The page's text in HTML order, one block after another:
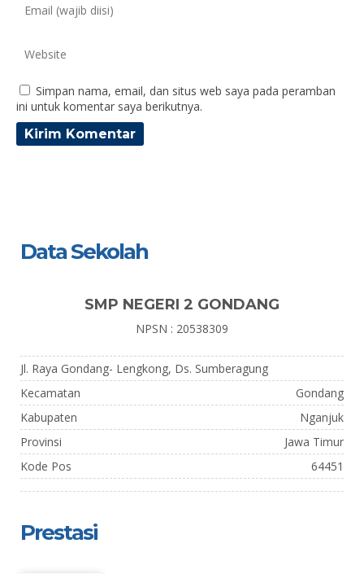
Simpan nama, email, dan situs web saya pada peramban
ini untuk komentar saya berikutnya.
Data Sekolah
SMP NEGERI 2 GONDANG
NPSN : 20538309
Jl. Raya Gondang- Lengkong, Ds. Sumberagung
Kecamatan
Gondang
Kabupaten
Nganjuk
Provinsi
Jawa Timur
Kode Pos
64451
Prestasi